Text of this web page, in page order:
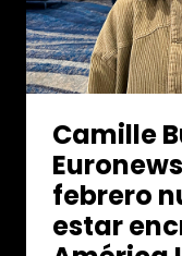
Camille
febrero
estar